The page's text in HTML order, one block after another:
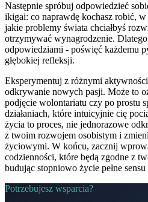
Następnie spróbuj odpowiedzieć
ikigai: co naprawdę kochasz robić,
jakie problemy świata chciałbyś
otrzymywać wynagrodzenie. Dlatego
odpowiedziami - poświęć każdemu
głębokiej refleksji.
Eksperymentuj z różnymi
odkrywanie nowych pasji. Może to
podjęcie wolontariatu czy po prostu
działaniach, które intuicyjnie cię
życia to proces, nie jednorazowe
z twoim rozwojem osobistym i
życiowymi. W końcu, zacznij
codzienności, które będą zgodne z
budując stopniowo życie pełne
Potrzebujesz wsparcia?